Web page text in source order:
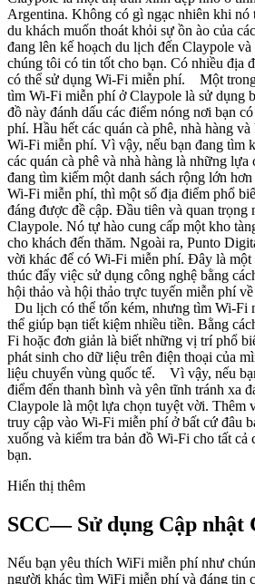
Argentina. Không có gì ngạc nhiên khi nó
du khách muốn thoát khỏi sự ồn ào của
đang lên kế hoạch du lịch đến Claypole
chúng tôi có tin tốt cho bạn. Có nhiều địa
có thể sử dụng Wi-Fi miễn phí. Một
tìm Wi-Fi miễn phí ở Claypole là sử dụng
đồ này đánh dấu các điểm nóng nơi bạn
phí. Hầu hết các quán cà phê, nhà hàng
Wi-Fi miễn phí. Vì vậy, nếu bạn đang tìm
các quán cà phê và nhà hàng là những
đang tìm kiếm một danh sách rộng lớn
Wi-Fi miễn phí, thì một số địa điểm phổ
đáng được đề cập. Đầu tiên và quan trọng
Claypole. Nó tự hào cung cấp một kho
cho khách đến thăm. Ngoài ra, Punto
vời khác để có Wi-Fi miễn phí. Đây là một
thúc đẩy việc sử dụng công nghệ bằng
hội thảo và hội thảo trực tuyến miễn phí
Du lịch có thể tốn kém, nhưng tìm Wi-Fi
thể giúp bạn tiết kiệm nhiều tiền. Bằng
Fi hoặc đơn giản là biết những vị trí phổ
phát sinh cho dữ liệu trên điện thoại của
liệu chuyển vùng quốc tế. Vì vậy, nếu
điểm đến thanh bình và yên tĩnh tránh xa
Claypole là một lựa chọn tuyệt vời. Thêm
truy cập vào Wi-Fi miễn phí ở bất cứ đâu
xuống và kiểm tra bản đồ Wi-Fi cho tất cả
bạn.
Hiển thị thêm
SCC— Sử dụng Cập nhật
Nếu bạn yêu thích WiFi miễn phí như
người khác tìm WiFi miễn phí và đáng tin